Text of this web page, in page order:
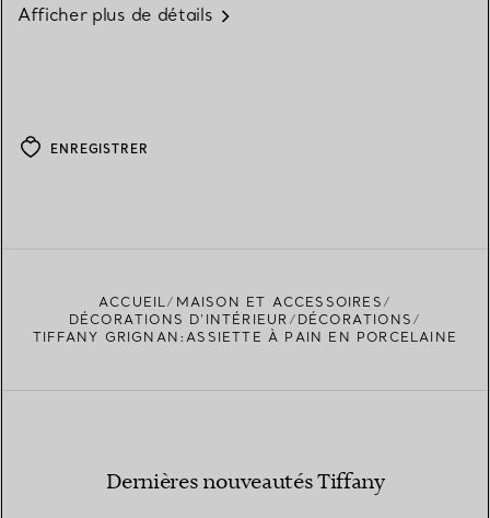
Afficher plus de détails
ENREGISTRER
ACCUEIL
MAISON ET ACCESSOIRES
DÉCORATIONS D'INTÉRIEUR
DÉCORATIONS
TIFFANY GRIGNAN:ASSIETTE À PAIN EN PORCELAINE
Dernières nouveautés Tiffany